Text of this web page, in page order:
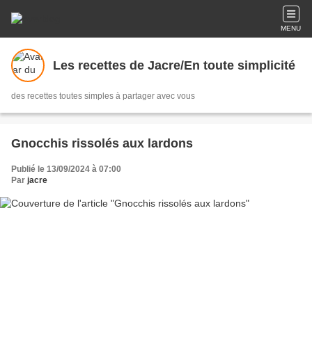
MENU
Les recettes de Jacre/En toute simplicité
des recettes toutes simples à partager avec vous
Gnocchis rissolés aux lardons
Publié le 13/09/2024 à 07:00
Par jacre